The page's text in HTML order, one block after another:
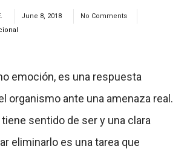
June 8, 2018
No Comments
emoción, es una respuesta
organismo ante una amenaza real.
sentido de ser y una clara
eliminarlo es una tarea que